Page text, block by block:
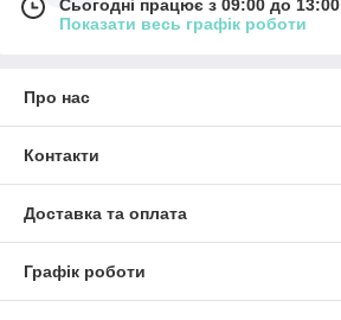
Сьогодні працює з 09:00 до 13:00
Показати весь графік роботи
Про нас
Контакти
Доставка та оплата
Графік роботи